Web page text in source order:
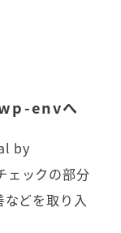
envへ
by
ェックの部分
どを取り入